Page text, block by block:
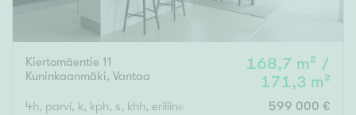
Kiertomäentie 11
Kuninkaanmäki, Vantaa
168,7 m² /
171,3 m²
4h, parvi, k, kph, s, khh, erillinen wc x 2 599 000 €